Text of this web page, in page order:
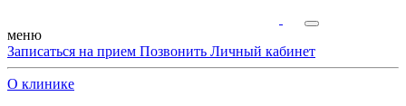
меню
Записаться на прием Позвонить Личный кабинет
О клинике